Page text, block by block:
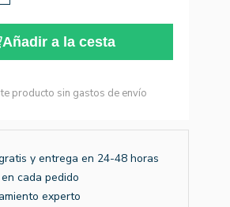
Añadir a la cesta
producto sin gastos de envío
y entrega en 24-48 horas
cada pedido
experto